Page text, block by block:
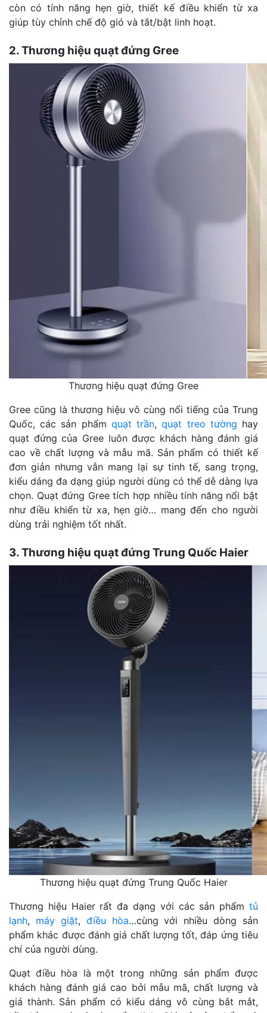
còn có tính năng hẹn giờ, thiết kế điều khiển từ xa
giúp tùy chỉnh chế độ gió và tắt/bật linh hoạt.
2. Thương hiệu quạt đứng Gree
Thương hiệu quạt đứng Gree
Gree cũng là thương hiệu vô cùng nổi tiếng của Trung
Quốc, các sản phẩm quạt trần,quạt treo tường hay
quạt đứng của Gree luôn được khách hàng đánh giá
cao về chất lượng và mẫu mã. Sản phẩm có thiết kế
đơn giản nhưng vẫn mang lại sự tinh tế, sang trọng,
kiểu dáng đa dạng giúp người dùng có thể dễ dàng lựa
chọn. Quạt đứng Gree tích hợp nhiều tính năng nổi bật
như điều khiển từ xa, hẹn giờ… mang đến cho người
dùng trải nghiệm tốt nhất.
3. Thương hiệu quạt đứng Trung Quốc Haier
Thương hiệu quạt đứng Trung Quốc Haier
Thương hiệu Haier rất đa dạng với các sản phẩm tủ
lạnh, máy giặt, điều hòa…cùng với nhiều dòng sản
phẩm khác được đánh giá chất lượng tốt, đáp ứng tiêu
chí của người dùng.
Quạt điều hòa là một trong những sản phẩm được
khách hàng đánh giá cao bởi mẫu mã, chất lượng và
giá thành. Sản phẩm có kiểu dáng vô cùng bắt mắt,